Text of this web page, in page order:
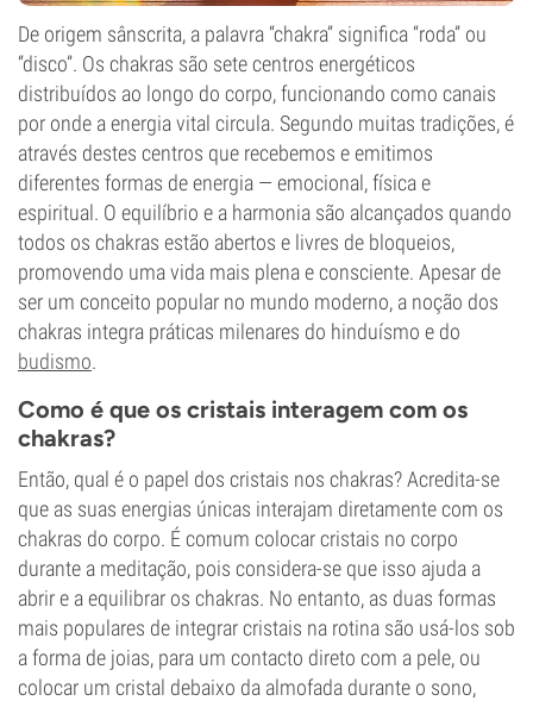
De origem sânscrita, a palavra “chakra” significa “roda” ou
“disco”. Os chakras são sete centros energéticos
distribuídos ao longo do corpo, funcionando como canais
por onde a energia vital circula. Segundo muitas tradições, é
através destes centros que recebemos e emitimos
diferentes formas de energia — emocional, física e
espiritual. O equilíbrio e a harmonia são alcançados quando
todos os chakras estão abertos e livres de bloqueios,
promovendo uma vida mais plena e consciente. Apesar de
ser um conceito popular no mundo moderno, a noção dos
chakras integra práticas milenares do hinduísmo e do
budismo.
Como é que os cristais interagem com os
chakras?
Então, qual é o papel dos cristais nos chakras? Acredita-se
que as suas energias únicas interajam diretamente com os
chakras do corpo. É comum colocar cristais no corpo
durante a meditação, pois considera-se que isso ajuda a
abrir e a equilibrar os chakras. No entanto, as duas formas
mais populares de integrar cristais na rotina são usá-los sob
a forma de joias, para um contacto direto com a pele, ou
colocar um cristal debaixo da almofada durante o sono,